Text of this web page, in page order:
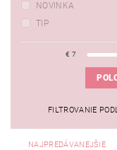
NOVINKA
TIP
€ 7
FILTROVANIE
NAJPREDÁVANEJŠIE